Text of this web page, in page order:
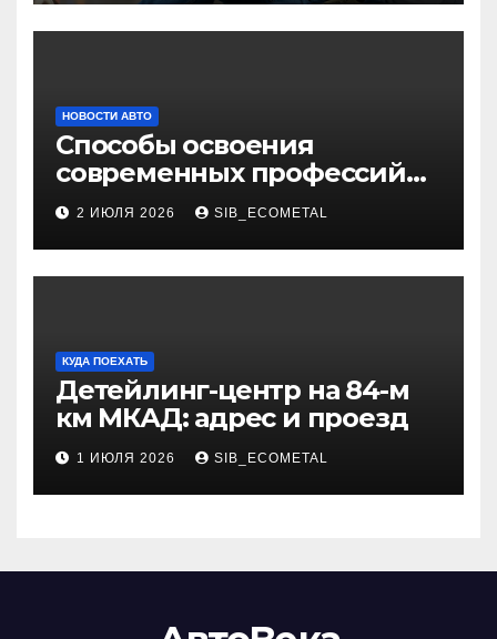
НОВОСТИ АВТО
Способы освоения
современных профессий
через онлайн-курсы
2 ИЮЛЯ 2026 SIB_ECOMETAL
КУДА ПОЕХАТЬ
Детейлинг-центр на 84-м
км МКАД: адрес и проезд
1 ИЮЛЯ 2026 SIB_ECOMETAL